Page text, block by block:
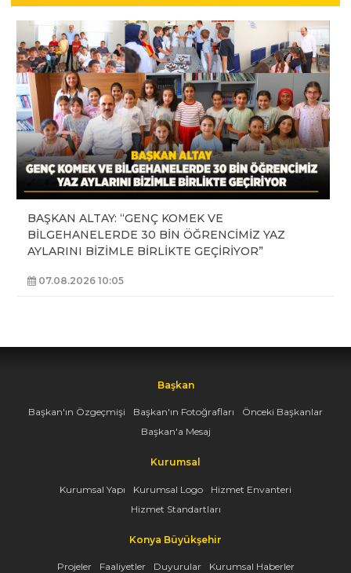
BAŞKAN ALTAY: “GENÇ KOMEK VE
BİLGEHANELERDE 30 BİN ÖĞRENCİMİZ YAZ
AYLARINI BİZİMLE BİRLİKTE GEÇİRİYOR”
07.08.2026 10:05
Başkan
Başkan'ın Özgeçmişi Başkan'ın Fotoğrafları
Önceki Başkanlar
Başkan'a Mesaj
Kurumsal
Kurumsal Yapı Kurumsal Logo
Hizmet Envanteri
Hizmet Standartları
Konya Büyükşehir
Projeler Faaliyetler Duyurular Kurumsal Haberler